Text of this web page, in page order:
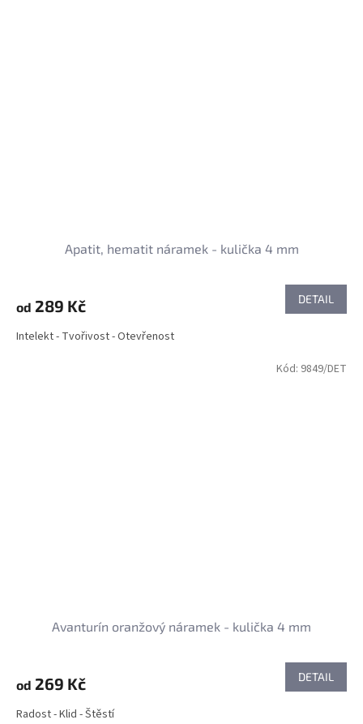
Apatit, hematit náramek - kulička 4 mm
od 289 Kč DETAIL
Intelekt - Tvořivost - Otevřenost
Avanturín oranžový náramek - kulička 4 mm
od 269 Kč DETAIL
Radost - Klid - Štěstí
Kód: 9849/DET